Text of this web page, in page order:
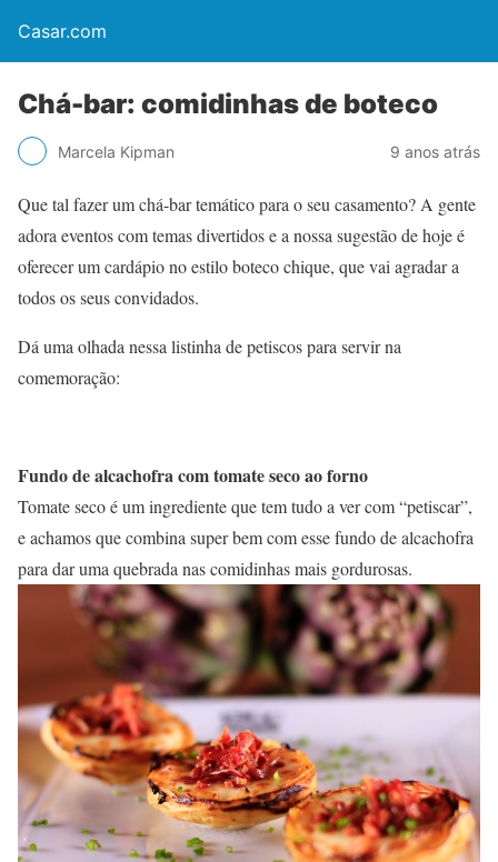
Casar.com
Chá-bar: comidinhas de boteco
Marcela Kipman 9 anos atrás
Que tal fazer um chá-bar temático para o seu casamento? A gente
adora eventos com temas divertidos e a nossa sugestão de hoje é
oferecer um cardápio no estilo boteco chique, que vai agradar a
todos os seus convidados.
Dá uma olhada nessa listinha de petiscos para servir na
comemoração:
Fundo de alcachofra com tomate seco ao forno
Tomate seco é um ingrediente que tem tudo a ver com “petiscar”,
e achamos que combina super bem com esse fundo de alcachofra
para dar uma quebrada nas comidinhas mais gordurosas.